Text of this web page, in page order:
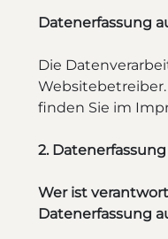
Datenerfassung
Die
finden Sie im
2.
Wer ist
Datenerfassung